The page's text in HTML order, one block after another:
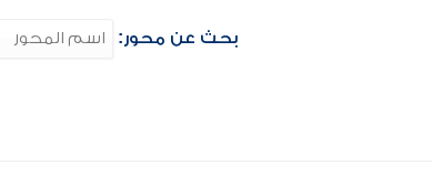
بحث عن محور: